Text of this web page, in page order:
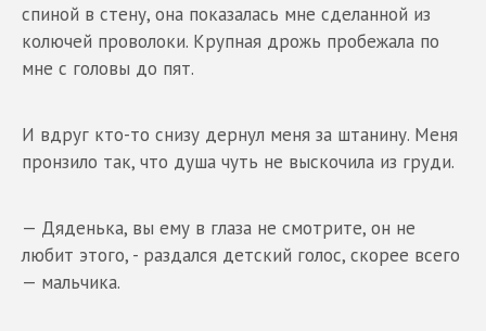
спиной в стену, она показалась мне сделанной из
колючей проволоки. Крупная дрожь пробежала по
мне с головы до пят.
И вдруг кто-то снизу дернул меня за штанину. Меня
пронзило так, что душа чуть не выскочила из груди.
— Дяденька, вы ему в глаза не смотрите, он не
любит этого, - раздался детский голос, скорее всего
— мальчика.